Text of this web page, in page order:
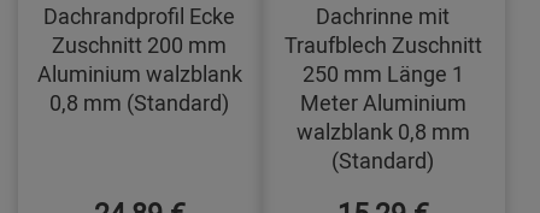
Dachrandprofil Ecke
Zuschnitt 200 mm
Aluminium walzblank
0,8 mm (Standard)
Dachrinne mit
Traufblech Zuschnitt
250 mm Länge 1
Meter Aluminium
walzblank 0,8 mm
(Standard)